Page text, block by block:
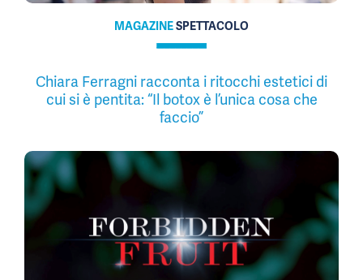
MAGAZINESPETTACOLO
Chiara Ferragni racconta i ritocchi estetici di
cui si è pentita: “Il botox è l’unica cosa che
faccio”